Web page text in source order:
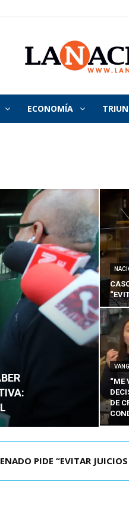
La
Nación
ECONOMÍA
“ME
DE
ADMISIBLES LOS